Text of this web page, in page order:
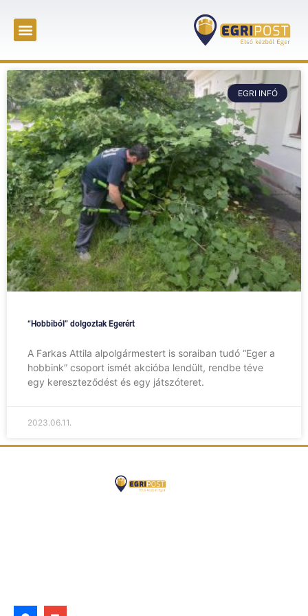
EGRI INFÓ
“Hobbiból” dolgoztak Egerért
A Farkas Attila alpolgármestert is soraiban tudó “Eger a
hobbink” csoport ismét akcióba lendült, rendbe téve
egy kereszteződést és egy játszóteret.
2023.06.11.